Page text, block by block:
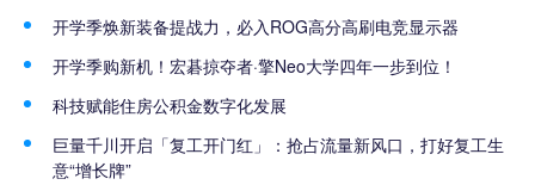
开学季焕新装备提战力，必入ROG高分高刷电竞显示器
开学季购新机！宏碁掠夺者·擎Neo大学四年一步到位！
科技赋能住房公积金数字化发展
巨量千川开启「复工开门红」：抢占流量新风口，打好复工生
意“增长牌”